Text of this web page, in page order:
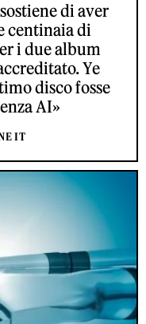
di aver
centinaia di
i due album
Ye
disco fosse
AI»
IT